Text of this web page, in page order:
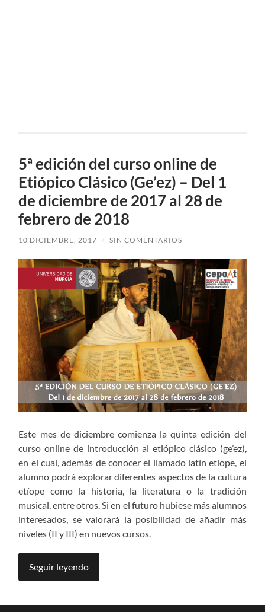
5ª edición del curso online de
Etiópico Clásico (Ge’ez) – Del 1
de diciembre de 2017 al 28 de
febrero de 2018
10 DICIEMBRE, 2017 / SIN COMENTARIOS
Este mes de diciembre comienza la quinta edición del
curso online de introducción al etiópico clásico (ge’ez),
en el cual, además de conocer el llamado latín etíope, el
alumno podrá explorar diferentes aspectos de la cultura
etíope como la historia, la literatura o la tradición
musical, entre otros. Si en el futuro hubiese más alumnos
interesados, se valorará la posibilidad de añadir más
niveles (II y III) en nuevos cursos.
Seguir leyendo